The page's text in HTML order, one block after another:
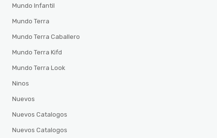
Mundo Infantil
Mundo Terra
Mundo Terra Caballero
Mundo Terra Kifd
Mundo Terra Look
Ninos
Nuevos
Nuevos Catalogos
Nuevos Catalogos